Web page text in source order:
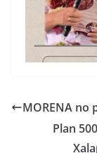
MORENA no
Plan